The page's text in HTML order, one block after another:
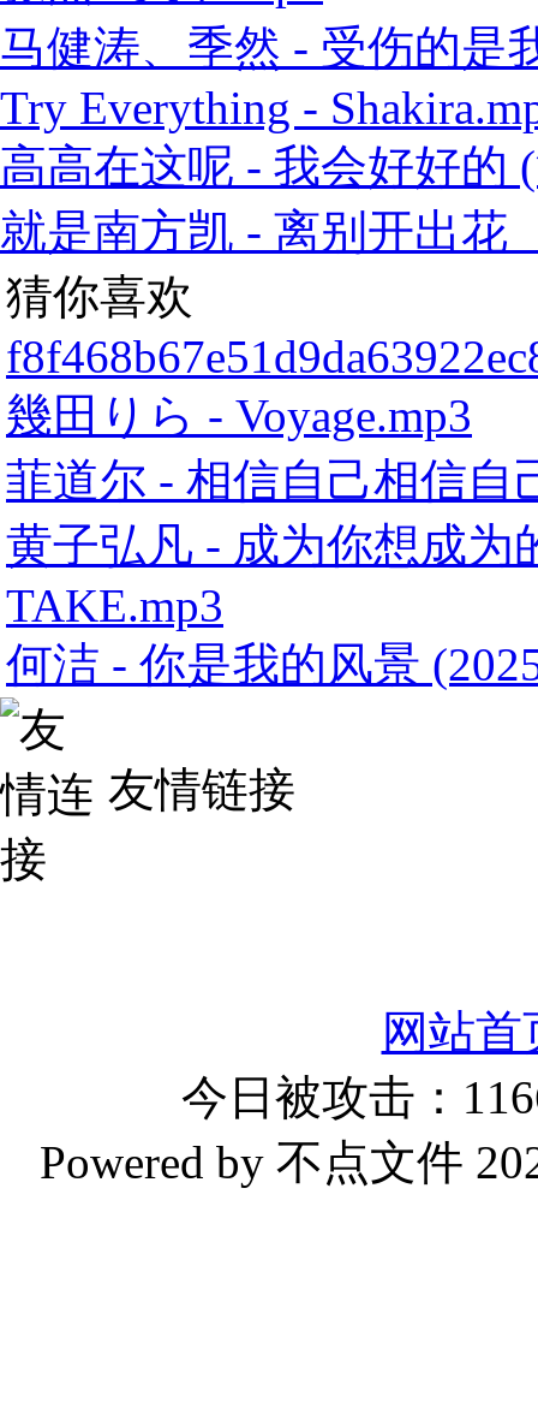
马健涛、季然 - 受伤的是
Try Everything -
高高在这呢 - 我会好好的
就是南方凯 - 离别开出花
猜你喜欢
幾田りら - Voyage.mp3
菲道尔 - 相信自己相信自
黄子弘凡 - 成为你想成为
TAKE.mp3
何洁 - 你是我的风景
友情链接
网站首
今日被攻击：
Powered by 不点文件